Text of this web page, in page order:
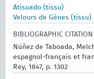
Atisuado (tissu)
Velours de Gênes (tissu)
BIBLIOGRAPHIC CITATION
Núñez de Taboada,
espagnol-français et
Rey, 1847, p. 1302